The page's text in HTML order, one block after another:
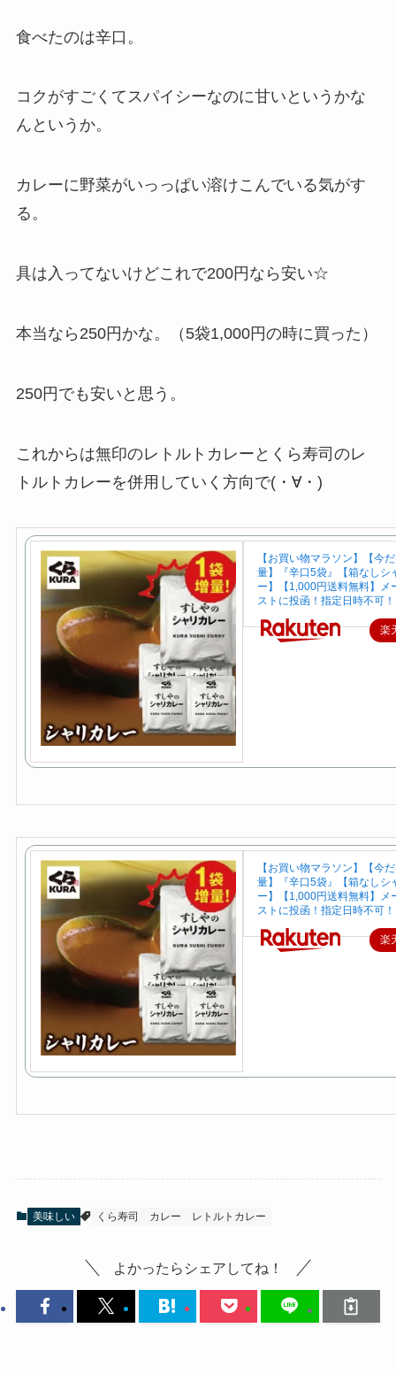
食べたのは辛口。
コクがすごくてスパイシーなのに甘いというかな
んというか。
カレーに野菜がいっっぱい溶けこんでいる気がす
る。
具は入ってないけどこれで200円なら安い☆
本当なら250円かな。（5袋1,000円の時に買った）
250円でも安いと思う。
これからは無印のレトルトカレーとくら寿司のレ
トルトカレーを併用していく方向で(・∀・)
【お買い物マラソン】【今
量】『辛口5袋』【箱なしシ
ー】【1,000円送料無料】メ
ストに投函！指定日時不可！
楽
【お買い物マラソン】【今
量】『辛口5袋』【箱なしシ
ー】【1,000円送料無料】メ
ストに投函！指定日時不可！
楽
美味しい くら寿司 カレー レトルトカレー
よかったらシェアしてね！